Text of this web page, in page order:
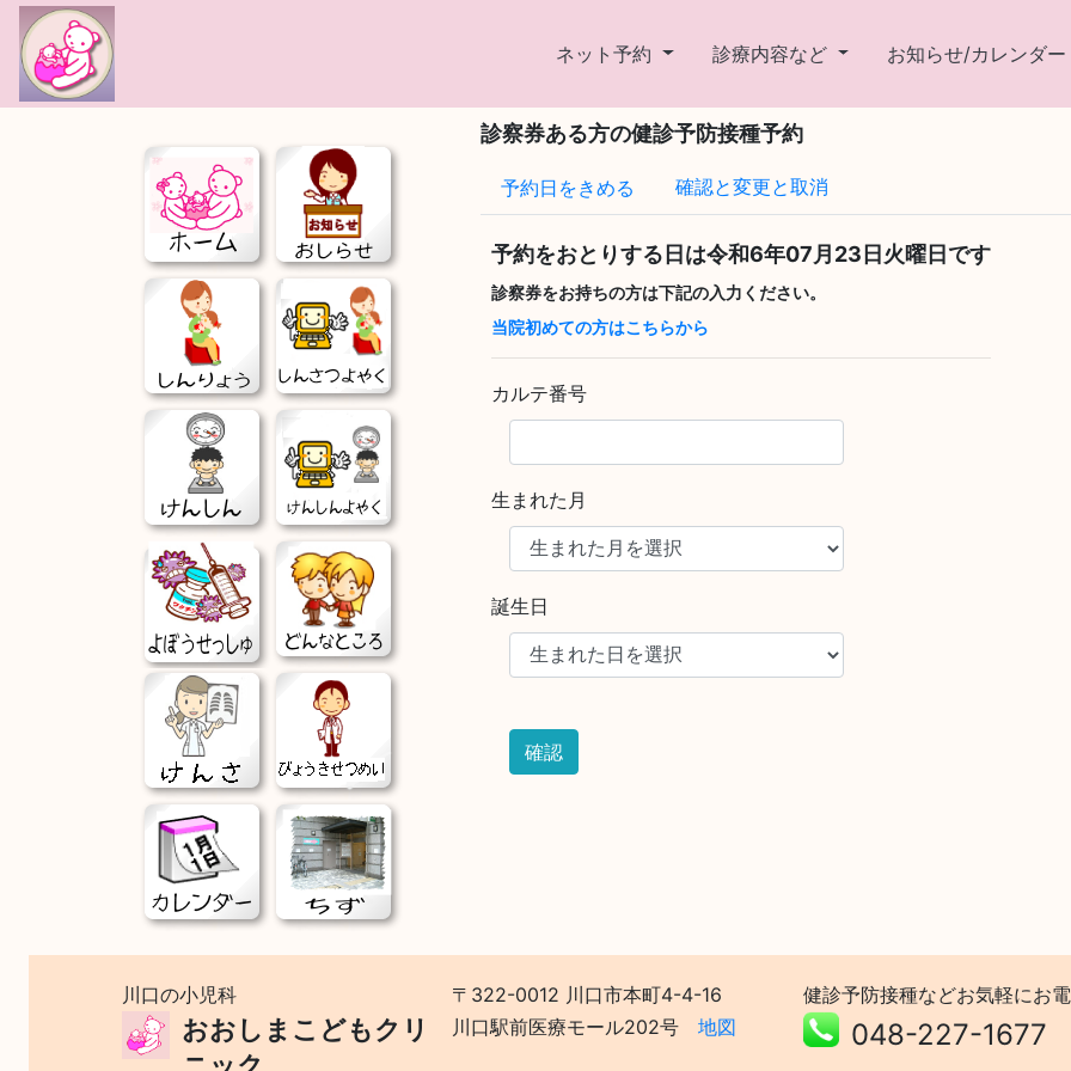
!-- Google tag (gtag.js) --> ネット予約 診療内容など お知らせ/カレンダ
診察券ある方の健診予防接種予約
予約日をきめる 確認と変更と取消
予約をおとりする日は令和6年07月23日火曜日 です
診察券をお持ちの方は下記の入力ください。
当院初めての方はこちらから
カルテ番号
生まれた月
誕生日
川口の小児科
おおしまこどもクリ
〒322-0012 川口市本町4-4-16
川口駅前医療モール202号 地図
健診予防接種などお気軽にお
048-227-1677